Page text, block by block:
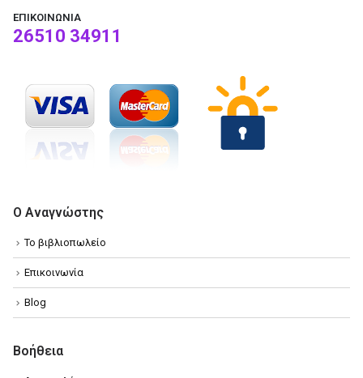
ΕΠΙΚΟΙΝΩΝΊΑ
26510 34911
Ο Αναγνώστης
Το βιβλιοπωλείο
Επικοινωνία
Blog
Βοήθεια